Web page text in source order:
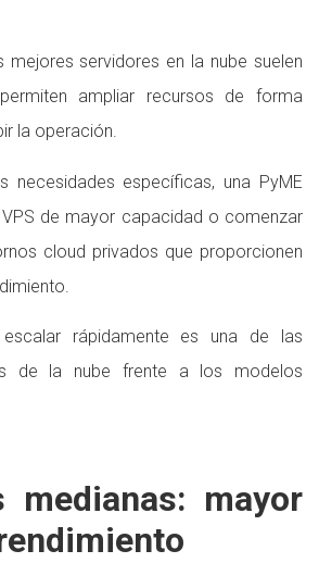
mejores servidores en la nube suelen
ampliar recursos de forma
la operación.
necesidades específicas, una PyME
de mayor capacidad o comenzar
cloud privados que proporcionen
rápidamente es una de las
de la nube frente a los modelos
medianas: mayor